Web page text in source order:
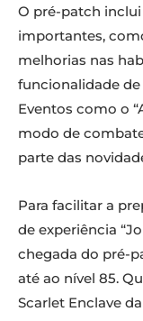
O pré-patch
importantes,
melhorias nas
funcionalidade
Eventos como o
modo de
parte das
Para facilitar a
de experiência
chegada do pré-
até ao nível 85.
Scarlet Enclave